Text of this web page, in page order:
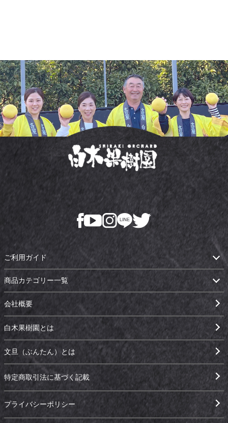
ご利用ガイド
商品カテゴリー一覧
会社概要
白木果樹園とは
文旦（ぶんたん）とは
特定商取引法に基づく記載
プライバシーポリシー